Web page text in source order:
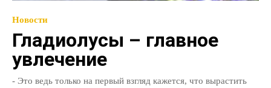
Новости
Гладиолусы – главное
увлечение
- Это ведь только на первый взгляд кажется, что вырастить